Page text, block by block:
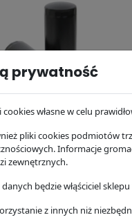
prywatność
własne w celu
pliki cookies podmiotów
Informacje
zewnętrznych.
będzie włąściciel sklepu
z innych niż